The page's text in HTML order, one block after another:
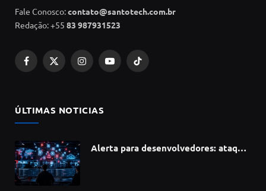
Fale Conosco:contato@santotech.com.br
Redação: +55 83 987931523
Facebook
X
InstagramYouTubeTikTok
ÚLTIMAS NOTICIAS
Alerta para desenvolvedores: ataque